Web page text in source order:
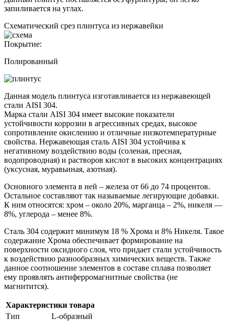
запиливается на углах.
Схематический срез плинтуса из нержавейки
Покрытие:
Полированный
Данная модель плинтуса изготавливается из нержавеющей
стали AISI 304.
Марка стали AISI 304 имеет высокие показатели
устойчивости коррозии в агрессивных средах, высокое
сопротивление окислению и отличные низкотемпературные
свойства. Нержавеющая сталь AISI 304 устойчива к
негативному воздействию воды (соленая, пресная,
водопроводная) и растворов кислот в высоких концентрациях
(уксусная, муравьиная, азотная).
Основного элемента в ней – железа от 66 до 74 процентов.
Остальное составляют так называемые легирующие добавки.
К ним относятся: хром – около 20%, марганца – 2%, никеля —
8%, углерода – менее 8%.
Сталь 304 содержит минимум 18 % Хрома и 8% Никеля. Такое
содержание Хрома обеспечивает формирование на
поверхности оксидного слоя, что придает стали устойчивость
к воздействию разнообразных химических веществ. Также
данное соотношение элементов в составе сплава позволяет
ему проявлять антиферромагнитные свойства (не
магнитится).
Характеристики товара
Тип
L-образный